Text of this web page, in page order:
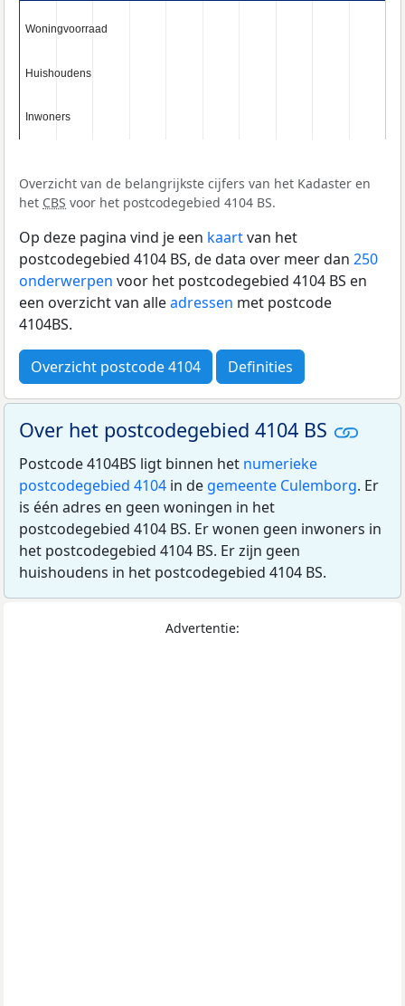
Woningvoorraad
Woningvoorraad
Huishoudens
Huishoudens
Inwoners
Inwoners
Overzicht van de belangrijkste cijfers van het Kadaster en
het CBS voor het postcodegebied 4104 BS.
Op deze pagina vind je een kaartvan het
postcodegebied 4104 BS, de data over meer dan 250
onderwerpen voor het postcodegebied 4104 BS en
een overzicht van alleadressen met postcode
4104BS.
Overzicht postcode 4104 Definities
Over het postcodegebied 4104 BS
Postcode 4104BS ligt binnen het numerieke
postcodegebied 4104 in de gemeente Culemborg. Er
is één adres en geen woningen in het
postcodegebied 4104 BS. Er wonen geen inwoners in
het postcodegebied 4104 BS. Er zijn geen
huishoudens in het postcodegebied 4104 BS.
Advertentie: